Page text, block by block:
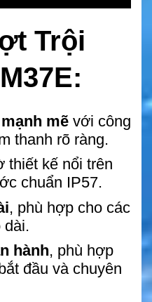
Trội
mẽvới công
thanh rõ ràng.
thiết kế nổi trên
chuẩn IP57.
, phù hợp cho các
dài.
hành, phù hợp
đầu và chuyên